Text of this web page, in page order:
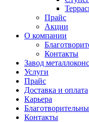
Прайс
Акции
О компании
Контакты
Завод
Услуги
Прайс
Доставка и оплата
Карьера
Контакты